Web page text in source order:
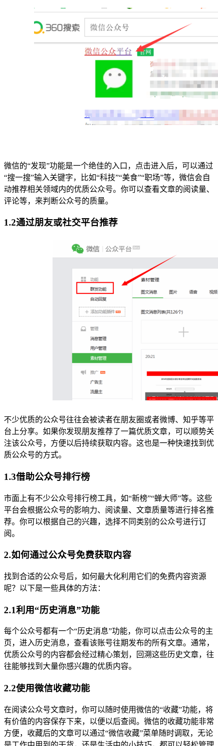
微信的“发现”功能是一个绝佳的入口，点击进入后，可以通过
“搜一搜”输入关键字，比如“科技”“美食”“职场”等，微信会自
动推荐相关领域内的优质公众号。你可以查看文章的阅读量、
评论等，来判断公众号的质量。
1.2通过朋友或社交平台推荐
不少优质的公众号往往会被读者在朋友圈或者微博、知乎等平
台上分享。如果你发现朋友推荐了一篇优质文章，可以顺势关
注该公众号，方便以后持续获取内容。这也是一种快速找到优
质公众号的方式。
1.3借助公众号排行榜
市面上有不少公众号排行榜工具，如“新榜”“蝉大师”等。这些
平台会根据公众号的影响力、阅读量、文章质量等进行排名推
荐。你可以根据自己的兴趣，选择不同类别的公众号进行订
阅。
2.如何通过公众号免费获取内容
找到合适的公众号后，如何最大化利用它们的免费内容资源
呢？以下是一些具体的方法：
2.1利用“历史消息”功能
每个公众号都有一个“历史消息”功能，你可以点击公众号的主
页，进入历史消息，查看该账号往期发布的所有文章。通常，
优质公众号的内容都会经过精心策划，回溯这些历史文章，往
往能够找到大量你感兴趣的优质内容。
2.2使用微信收藏功能
在阅读公众号文章时，你可以随时使用微信的“收藏”功能，将
有价值的内容保存下来，以便以后查阅。微信的收藏功能非常
方便，收藏后的文章可以通过“微信收藏”菜单随时调取，无论